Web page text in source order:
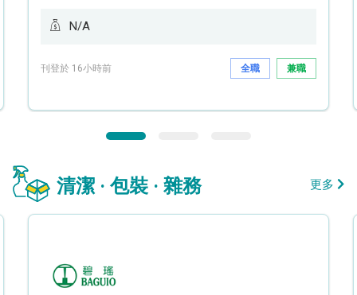
N/A
刊登於 16小時前 全職 兼職
清潔 · 包裝 · 雜務 更多